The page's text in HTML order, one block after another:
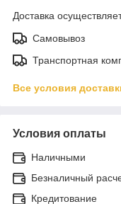
Доставка
Самовывоз
Транспортная
Все условия
Условия оплаты
Наличными
Безналичный
Кредитование